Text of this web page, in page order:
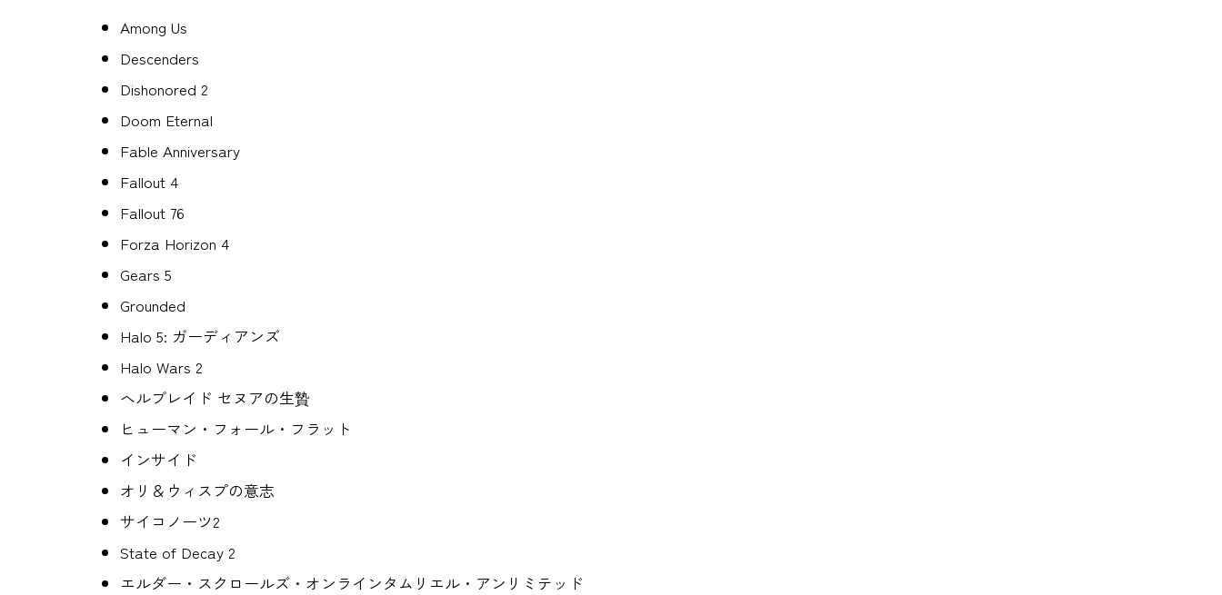
Among Us
Descenders
Dishonored 2
Doom Eternal
Fable Anniversary
Fallout 4
Fallout 76
Forza Horizon 4
Gears 5
Grounded
Halo 5: ガーディアンズ
Halo Wars 2
ヘルブレイド セヌアの生贄
ヒューマン・フォール・フラット
インサイド
オリ＆ウィスプの意志
サイコノーツ2
State of Decay 2
エルダー・スクロールズ・オンラインタムリエル・アンリミテッド